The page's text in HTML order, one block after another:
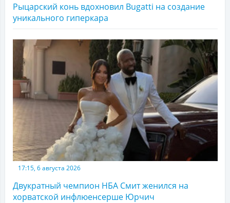
Рыцарский конь вдохновил Bugatti на создание
уникального гиперкара
17:15, 6 августа 2026
Двукратный чемпион НБА Смит женился на
хорватской инфлюенсерше Юрчич